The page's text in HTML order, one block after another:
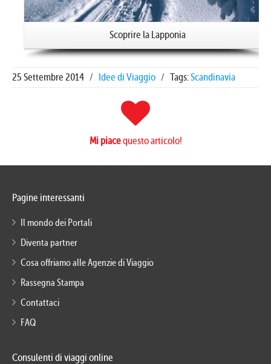
Scoprire la Lapponia
25 Settembre 2014 / Idee di Viaggio / Tags:Scandinavia
Mi piacequesto articolo!
Pagine interessanti
Il mondo dei Portali
Diventa partner
Cosa offriamo alle Agenzie di Viaggio
Rassegna Stampa
Contattaci
FAQ
Consulenti di viaggi online